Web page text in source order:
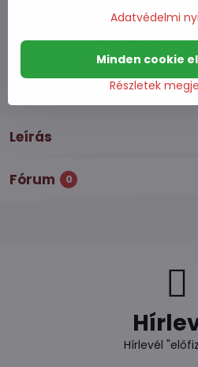
Raktározási szám:
Gyártó:
Leírás
Fórum 0
Hírlevél
Adatvédelmi
Részletek
Minden cookie